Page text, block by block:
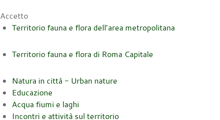
Accetto
Territorio fauna e flora dell’area metropolitana
Territorio fauna e flora di Roma Capitale
Natura in città - Urban nature
Educazione
Acqua fiumi e laghi
Incontri e attività sul territorio